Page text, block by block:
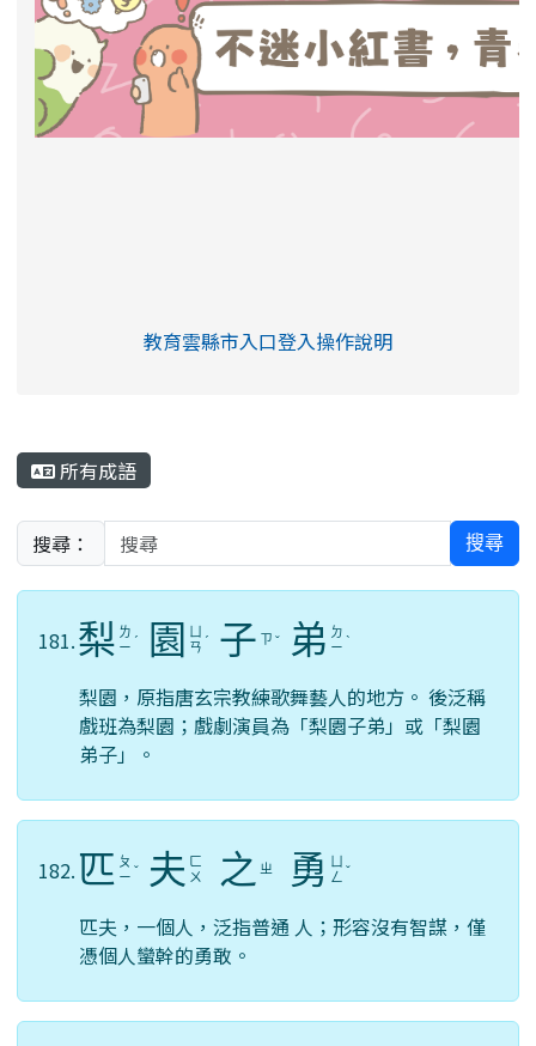
link to https://eliteracy.edu.tw/Shorts/
教育雲縣市入口登入操作說明
所有成語
搜尋： 搜尋
181.梨 ㄌ
ㄧ ˊ 園
ㄢ ˊ 子 ㄗ ˇ 弟 ㄉ
ㄧ ˋ
梨園，原指唐玄宗教練歌舞藝人的地方。 後泛稱
戲班為梨園；戲劇演員為「梨園子弟」或「梨園
弟子」。
182. 匹 ㄆ
ㄧ ˇ 夫 ㄈ
ㄨ
之 ㄓ 勇 ㄥ ˇ
匹夫，一個人，泛指普通 人；形容沒有智謀，僅
憑個人蠻幹的勇敢。